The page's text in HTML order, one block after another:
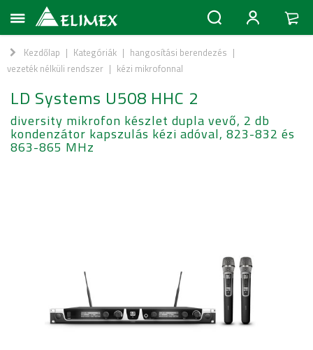
Kezdőlap | Kategóriák | hangosítási berendezés |
vezeték nélküli rendszer | kézi mikrofonnal
LD Systems U508 HHC 2
diversity mikrofon készlet dupla vevő, 2 db
kondenzátor kapszulás kézi adóval, 823-832 és
863-865 MHz